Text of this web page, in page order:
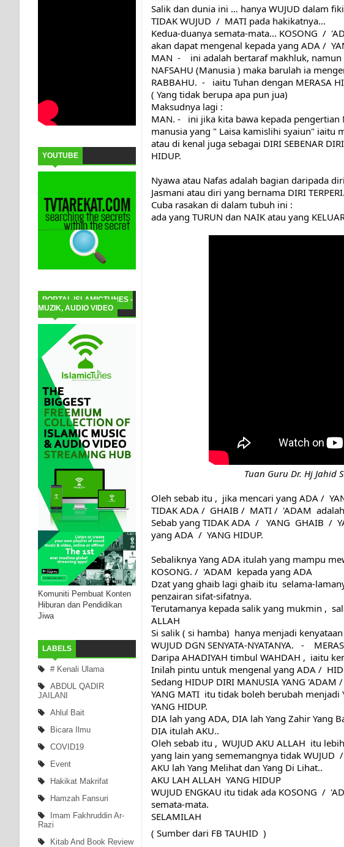
YOUTUBE
PORTAL ISLAMICTUNES -
MUZIK, AUDIO VIDEO
Komuniti Pembuat Konten
Hiburan dan Pendidikan
Jiwa
LABELS
# Kenali Ulama
ABDUL QADIR
JAILANI
Ahlul Bait
Bicara Ilmu
COVID19
Event
Hakikat Makrifat
Hamzah Fansuri
Imam Fakhruddin Ar-
Razi
Kitab And Book Review
Salik dan dunia ini … hanya WUJUD dalam
TIDAK WUJUD  /  MATI pada hakikatnya…
Kedua-duanya semata-mata... KOSONG  /
akan dapat mengenal kepada yang ADA /
MAN  -    ini adalah bertaraf makhluk,
NAFSAHU (Manusia ) maka barulah ia
RABBAHU.  -   iaitu Tuhan dengan MERASA
( Yang tidak berupa apa pun jua)
Maksudnya lagi :
MAN. -   ini jika kita bawa kepada
manusia yang " Laisa kamislihi syaiun" iaitu
atau di kenal juga sebagai DIRI SEBENAR
HIDUP.
Nyawa atau Nafas adalah bagian daripada
Jasmani atau diri yang bernama DIRI TERPERI.
Cuba rasakan di dalam tubuh ini :
ada yang TURUN dan NAIK atau yang
Tuan
Oleh sebab itu ,  jika mencari yang ADA /
TIDAK ADA /  GHAIB /  MATI /  'ADAM
Sebab yang TIDAK ADA  /   YANG  GHAIB  /
yang ADA  /  YANG HIDUP.
Sebaliknya Yang ADA itulah yang mampu
KOSONG. /  'ADAM  kepada yang ADA
Dzat yang ghaib lagi ghaib itu  selama-
penzairan sifat-sifatnya.
Terutamanya kepada salik yang mukmin ,
ALLAH
Si salik ( si hamba)  hanya menjadi
WUJUD DGN SENYATA-NYATANYA.   -
Daripa AHADIYAH timbul WAHDAH ,  iaitu
Inilah pintu untuk mengenal yang ADA /
Sedang HIDUP DIRI MANUSIA YANG 'ADAM
YANG MATI  itu tidak boleh berubah menjadi
YANG HIDUP.
DIA lah yang ADA, DIA lah Yang Zahir Yang
DIA itulah AKU..
Oleh sebab itu ,  WUJUD AKU ALLAH  itu
yang lain yang sememangnya tidak WUJUD
AKU lah Yang Melihat dan Yang Di Lihat..
AKU LAH ALLAH  YANG HIDUP
WUJUD ENGKAU itu tidak ada KOSONG  /
semata-mata.
SELAMILAH
( Sumber dari FB TAUHID  )